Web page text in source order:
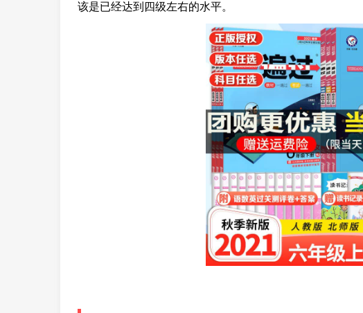
该是已经达到四级左右的水平。